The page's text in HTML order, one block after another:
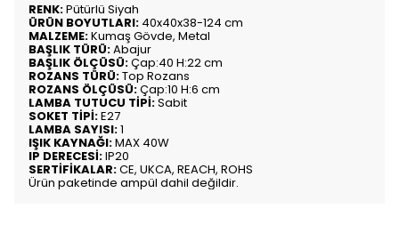
RENK:Pütürlü Siyah
ÜRÜN BOYUTLARI: 40x40x38-124 cm
MALZEME:Kumaş Gövde, Metal
BAŞLIK TÜRÜ:Abajur
BAŞLIK ÖLÇÜSÜ:Çap:40 H:22 cm
ROZANS TÜRÜ:Top Rozans
ROZANS ÖLÇÜSÜ:Çap:10 H:6 cm
LAMBA TUTUCU TİPİ:Sabit
SOKET TİPİ:E27
LAMBA SAYISI:1
IŞIK KAYNAĞI:MAX 40W
IP DERECESİ:IP20
SERTİFİKALAR:CE, UKCA, REACH, ROHS
Ürün paketinde ampül dahil değildir.